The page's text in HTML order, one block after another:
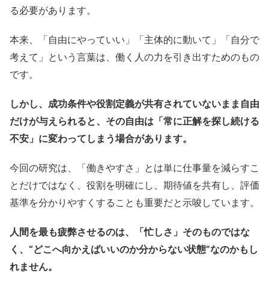
る必要があります。
本来、「自由にやっていい」「主体的に動いて」「自分で
考えて」という言葉は、働く人の力を引き出すためのもの
です。
しかし、成功条件や役割定義が共有されていないまま自由
だけが与えられると、その自由は「常に正解を探し続ける
不安」に変わってしまう場合があります。
今回の研究は、「働きやすさ」とは単に仕事量を減らすこ
とだけではなく、役割を明確にし、期待値を共有し、評価
基準を分かりやすくすることも重要だと示唆しています。
人間を最も疲弊させるのは、「忙しさ」そのものではな
く、“どこへ向かえばいいのか分からない状態”なのかもし
れません。